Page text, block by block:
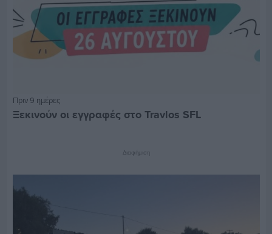
Πριν 9 ημέρες
Ξεκινούν οι εγγραφές στο Travlos SFL
Διαφήμιση